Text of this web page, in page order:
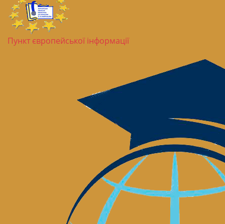
Пункт європейської інформації